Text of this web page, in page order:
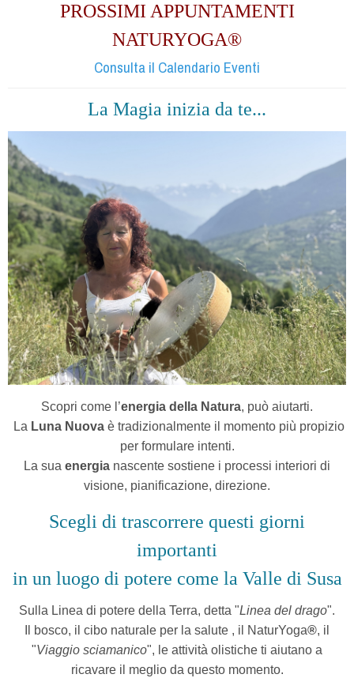
PROSSIMI APPUNTAMENTI
NATURYOGA®
Consulta il Calendario Eventi
La Magia inizia da te...
Scopri come l’energia della Natura, può aiutarti.
La Luna Nuovaè tradizionalmente il momento più propizio
per formulare intenti.
La sua energia nascente sostiene i processi interiori di
visione, pianificazione, direzione.
Scegli di trascorrere questi giorni
importanti
in un luogo di potere come la Valle di Susa
Sulla Linea di potere della Terra, detta "Linea del drago".
Il bosco, il cibo naturale per la salute , il NaturYoga®, il
"Viaggio sciamanico", le attività olistiche ti aiutano a
ricavare il meglio da questo momento.